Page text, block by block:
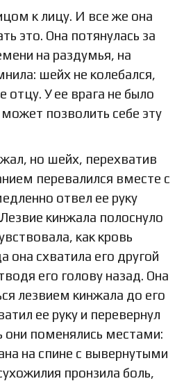
к лицу. И все же она
это. Она потянулась за
на раздумья, на
шейх не колебался,
отцу. У ее врага не было
позволить себе эту
но шейх, перехватив
перевалился вместе с
отвел ее руку
кинжала полоснуло
как кровь
она схватила его другой
его голову назад. Она
лезвием кинжала до его
ее руку и перевернул
они поменялись местами:
на спине с вывернутыми
пронзила боль,